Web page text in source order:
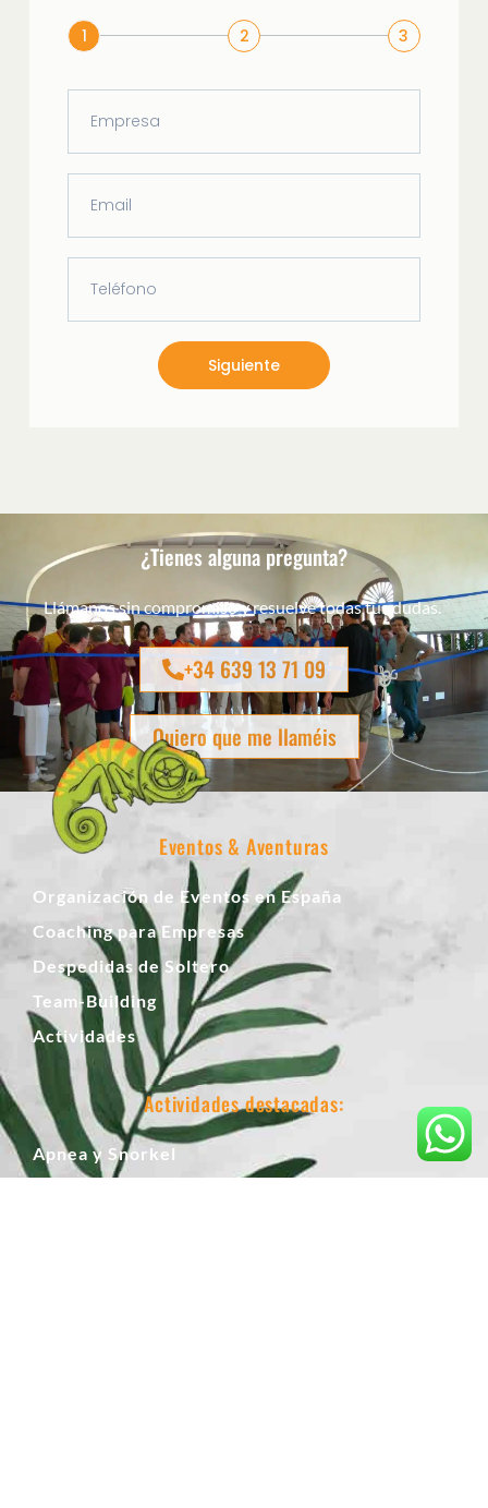
1 2 3
Siguiente
¿Tienes alguna pregunta?
Llámanos sin compromiso y resuelve todas tus dudas.
+34 639 13 71 09
Quiero que me llaméis
Eventos & Aventuras
Organización de Eventos en España
Coaching para Empresas
Despedidas de Soltero
Team-Building
Actividades
Actividades destacadas:
Apnea y Snorkel